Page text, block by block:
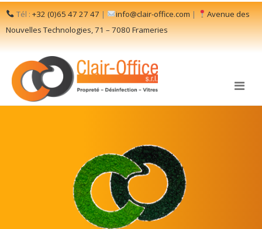
Tél :+32 (0)65 47 27 47| info@clair-office.com|
Avenue des
Nouvelles Technologies, 71 – 7080 Frameries